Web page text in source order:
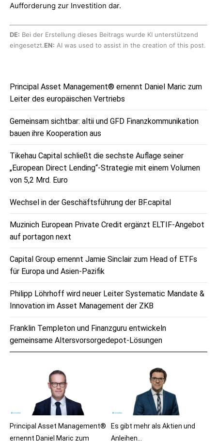
Aufforderung zur Investition dar.
DE: Bei der Erstellung dieses Beitrags wurde KI unterstützend
eingesetzt.EN: AI was used to assist in the creation of this post.
Principal Asset Management®
ernennt Daniel Maric zum
Es gibt mehr als Aktien und
Anleihen…
Principal Asset Management® ernennt Daniel Maric zum
Leiter des europäischen Vertriebs
Gemeinsam sichtbar: altii und GFD Finanzkommunikation
bauen ihre Kooperation aus
Tikehau Capital schließt die sechste Auflage seiner
„European Direct Lending“-Strategie mit einem Volumen
von 5,2 Mrd. Euro
Wechsel in der Geschäftsführung der BF.capital
Muzinich European Private Credit ergänzt ELTIF-Angebot
auf portagon next
Capital Group ernennt Jamie Sinclair zum Head of ETFs
für Europa und Asien-Pazifik
Philipp Löhrhoff wird neuer Leiter Systematic Mandate &
Innovation im Asset Management der ZKB
Franklin Templeton und Finanzguru entwickeln
gemeinsame Altersvorsorgedepot-Lösungen